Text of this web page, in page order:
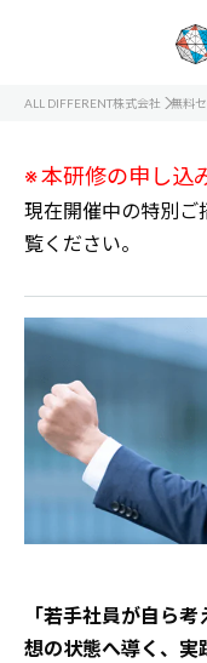
ALL DIFFERENT株式会社 無料
※ 本研修の申し込
現在開催中の特別ご
覧ください。
「若手社員が自ら
想の状態へ導く、実